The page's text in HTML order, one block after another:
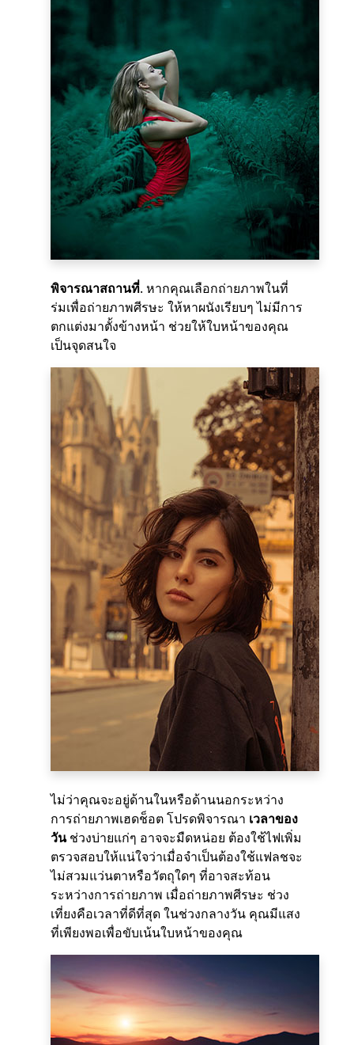
พิจารณาสถานที่. หากคุณเลือกถ่ายภาพในที่
ร่มเพื่อถ่ายภาพศีรษะ ให้หาผนังเรียบๆ ไม่มีการ
ตกแต่งมาตั้งข้างหน้า ช่วยให้ใบหน้าของคุณ
เป็นจุดสนใจ
ไม่ว่าคุณจะอยู่ด้านในหรือด้านนอกระหว่าง
การถ่ายภาพเฮดช็อต โปรดพิจารณา เวลาของ
วันช่วงบ่ายแก่ๆ อาจจะมืดหน่อย ต้องใช้ไฟเพิ่ม
ตรวจสอบให้แน่ใจว่าเมื่อจำเป็นต้องใช้แฟลชจะ
ไม่สวมแว่นตาหรือวัตถุใดๆ ที่อาจสะท้อน
ระหว่างการถ่ายภาพ เมื่อถ่ายภาพศีรษะ ช่วง
เที่ยงคือเวลาที่ดีที่สุด ในช่วงกลางวัน คุณมีแสง
ที่เพียงพอเพื่อขับเน้นใบหน้าของคุณ